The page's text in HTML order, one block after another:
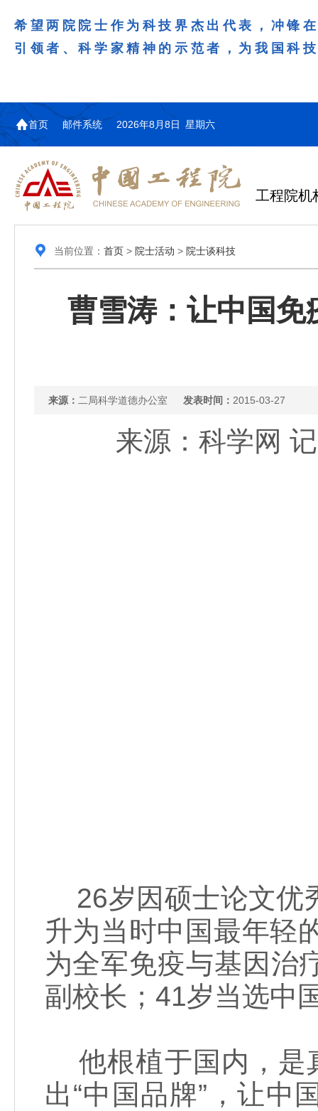
希望两院院士作为科技界杰出代表，冲锋
引领者、科学家精神的示范者，为我国科
首页 邮件系统 2026年8月8日 星期六
工程院机
当前位置： 首页> 院士活动 > 院士谈科技
曹雪涛：让中国免
来源： 二局科学道德办公室 发表时间： 2015-03-27
来源：科学网
26岁因硕士论文优
升为当时中国最年轻
为全军免疫与基因治
副校长；41岁当选
他根植于国内，是
出“中国品牌”，让中